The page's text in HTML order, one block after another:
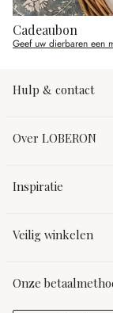
Cadeaubon
Geef uw dierbaren een
Hulp & contact
Over LOBERON
Inspiratie
Veilig winkelen
Onze